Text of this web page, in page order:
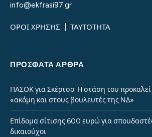
info@ekfrasi97.gr
ΟΡΟΙ ΧΡΗΣΗΣ ΤΑΥΤΟΤΗΤΑ
ΠΡΌΣΦΑΤΑ ΆΡΘΡΑ
ΠΑΣΟΚ για Σκέρτσο: Η στάση του
«ακόμη και στους βουλευτές της ΝΔ»
Επίδομα σίτισης 600 ευρώ για
δικαιούχοι